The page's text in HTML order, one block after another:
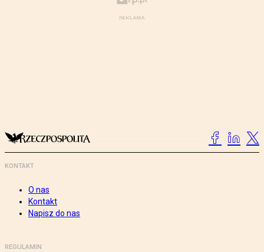
KONTAKT
O nas
Kontakt
Napisz do nas
REGULAMIN